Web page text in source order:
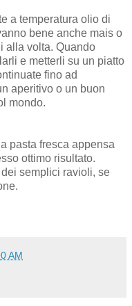
a temperatura olio di
bene anche mais o
alla volta. Quando
e metterli su un piatto
fino ad
aperitivo o un buon
mondo.
pasta fresca appensa
ottimo risultato.
semplici ravioli, se
AM